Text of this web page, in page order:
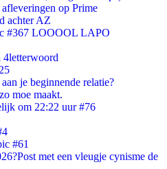
op Prime
achter AZ
#367 LOOOOL LAPO
4letterwoord
je beginnende relatie?
moe maakt.
om 22:22 uur #76
#61
met een vleugje cynisme de